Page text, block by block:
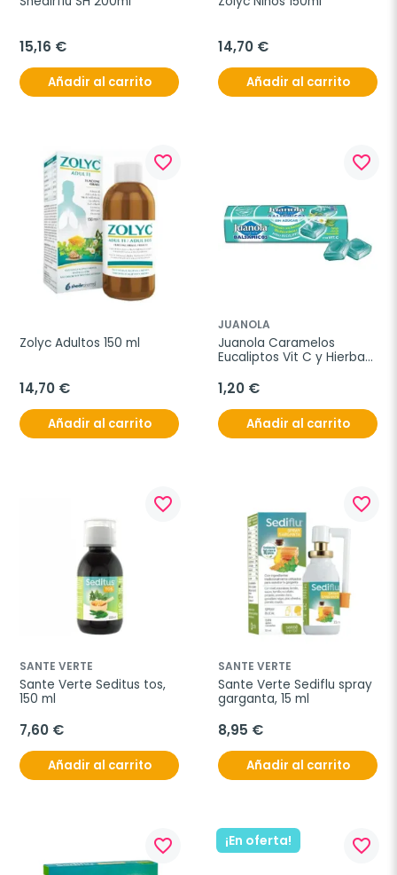
15,16 €
Añadir al carrito
14,70 €
Añadir al carrito
favorite_border
Zolyc Adultos 150 ml
14,70 €
Añadir al carrito
favorite_border
JUANOLA
Juanola Caramelos
Eucaliptos Vit C y Hierbas
1,20 €
Añadir al carrito
favorite_border
SANTE VERTE
Sante Verte Seditus tos,
150 ml
7,60 €
Añadir al carrito
favorite_border
SANTE VERTE
Sante Verte Sediflu spray
garganta, 15 ml
8,95 €
Añadir al carrito
favorite_border ¡En oferta! favorite_border